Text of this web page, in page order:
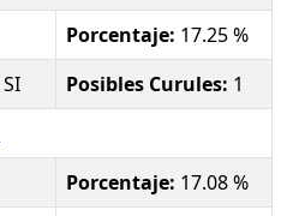
Porcentaje: 17.25 %
SI Posibles Curules: 1
Porcentaje: 17.08 %